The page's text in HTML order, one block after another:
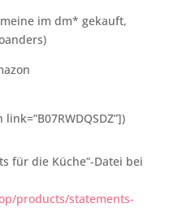
im dm* gekauft,
für die Küche”-Datei bei
products/statements-